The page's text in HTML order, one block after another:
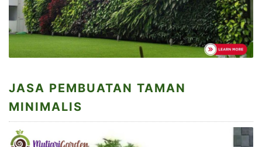
JASA PEMBUATAN TAMAN
MINIMALIS